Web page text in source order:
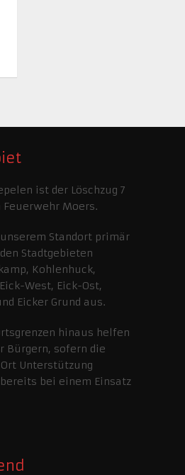
ist der Löschzug 7
Moers.
Standort primär
Stadtgebieten
Kohlenhuck,
West, Eick-Ost,
Eicker Grund aus.
hinaus helfen
Bürgern, sofern die
Unterstützung
bei einem Einsatz